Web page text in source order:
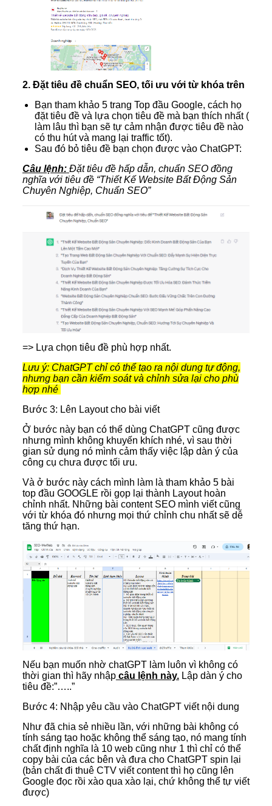
2. Đặt tiêu đề chuẩn SEO, tối ưu với từ khóa trên
Bạn tham khảo 5 trang Top đầu Google, cách họ
đặt tiêu đề và lựa chọn tiêu đề mà bạn thích nhất (
làm lâu thì bạn sẽ tự cảm nhận được tiêu đề nào
có thu hút và mang lại traffic tốt).
Sau đó bỏ tiêu đề bạn chọn được vào ChatGPT:
Câu lệnh: Đặt tiêu đề hấp dẫn, chuẩn SEO đồng
nghĩa với tiêu đề “Thiết Kế Website Bất Động Sản
Chuyên Nghiệp, Chuẩn SEO”
=> Lựa chọn tiêu đề phù hợp nhất.
Lưu ý: ChatGPT chỉ có thể tạo ra nội dung tự động,
nhưng bạn cần kiểm soát và chỉnh sửa lại cho phù
hợp nhé
Bước 3: Lên Layout cho bài viết
Ở bước này bạn có thể dùng ChatGPT cũng được
nhưng mình không khuyến khích nhé, vì sau thời
gian sử dụng nó mình cảm thấy việc lập dàn ý của
công cụ chưa được tối ưu.
Và ở bước này cách mình làm là tham khảo 5 bài
top đầu GOOGLE rồi gọp lại thành Layout hoàn
chỉnh nhất. Những bài content SEO mình viết cũng
với từ khóa đó nhưng mọi thứ chỉnh chu nhất sẽ dễ
tăng thứ hạn.
Nếu bạn muốn nhờ chatGPT làm luôn vì không có
thời gian thì hãy nhậpcâu lệnh này.Lập dàn ý cho
tiêu đề:”…..”
Bước 4: Nhập yêu cầu vào ChatGPT viết nội dung
Như đã chia sẻ nhiều lần, với những bài không có
tính sáng tạo hoặc không thể sáng tạo, nó mang tính
chất định nghĩa là 10 web cũng như 1 thì chỉ có thể
copy bài của các bên và đưa cho ChatGPT spin lại
(bản chất đi thuê CTV viết content thì họ cũng lên
Google đọc rồi xào qua xào lại, chứ không thể tự viết
được)